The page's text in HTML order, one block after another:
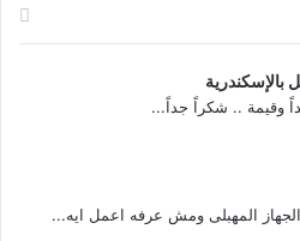
وقيمة .. شكراً جداً...
المهبلى ومش عرفه اعمل ايه...